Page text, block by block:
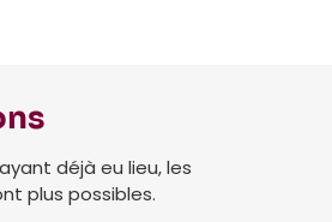
déjà eu lieu, les
plus possibles.